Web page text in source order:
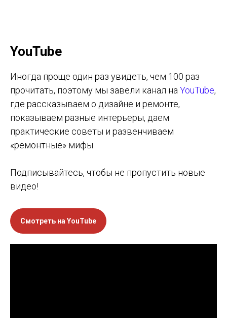
YouTube
Иногда проще один раз увидеть, чем 100 раз
прочитать, поэтому мы завели канал наYouTube,
где рассказываем о дизайне и ремонте,
показываем разные интерьеры, даем
практические советы и развенчиваем
«ремонтные» мифы.
Подписывайтесь, чтобы не пропустить новые
видео!
Смотреть на YouTube